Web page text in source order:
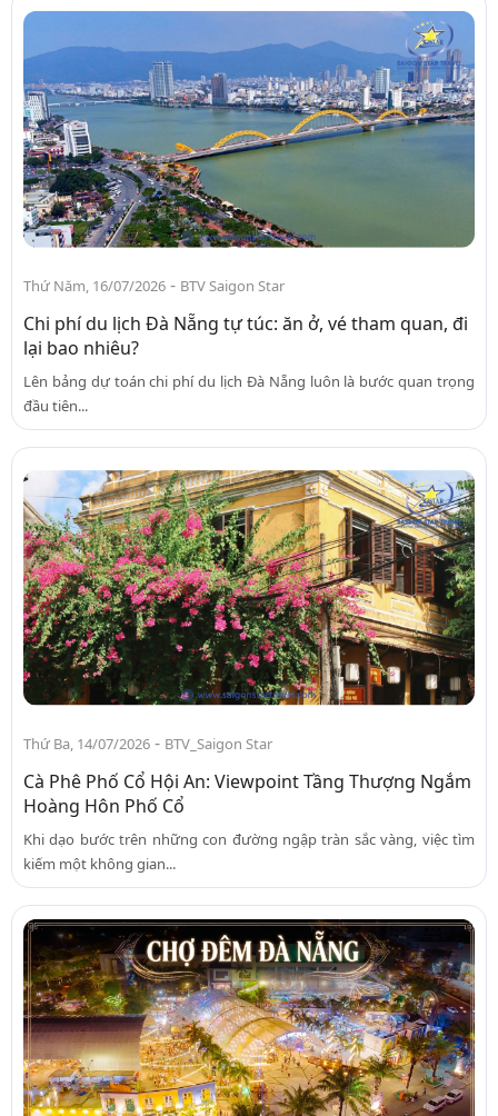
Thứ Năm, 16/07/2026 - BTV Saigon Star
Chi phí du lịch Đà Nẵng tự túc: ăn ở, vé tham quan, đi
lại bao nhiêu?
Lên bảng dự toán chi phí du lịch Đà Nẵng luôn là bước quan trọng
đầu tiên...
Thứ Ba, 14/07/2026 - BTV_Saigon Star
Cà Phê Phố Cổ Hội An: Viewpoint Tầng Thượng Ngắm
Hoàng Hôn Phố Cổ
Khi dạo bước trên những con đường ngập tràn sắc vàng, việc tìm
kiếm một không gian...